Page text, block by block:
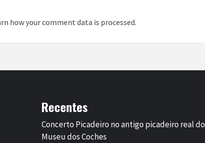
how your comment data is processed.
Recentes
Concerto Picadeiro no antigo picadeiro real do
Museu dos Coches